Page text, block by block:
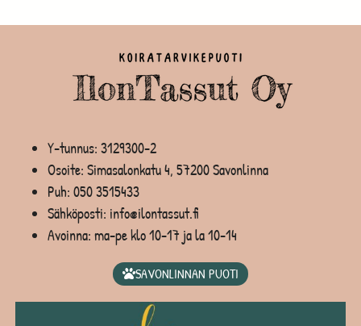
Y-tunnus: 3129300-2
Osoite: Simasalonkatu 4, 57200 Savonlinna
Puh: 050 3515433
Sähköposti: info@ilontassut.fi
Avoinna: ma-pe klo 10-17 ja la 10-14
SAVONLINNAN PUOTI